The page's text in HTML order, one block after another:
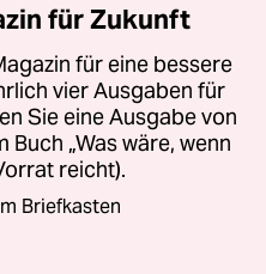
für Zukunft
für eine bessere
vier Ausgaben für
Sie eine Ausgabe von
„Was wäre, wenn
reicht).
Briefkasten